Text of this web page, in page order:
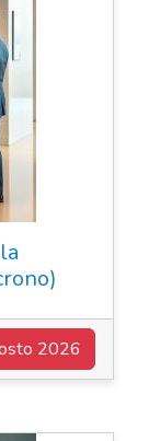
2026